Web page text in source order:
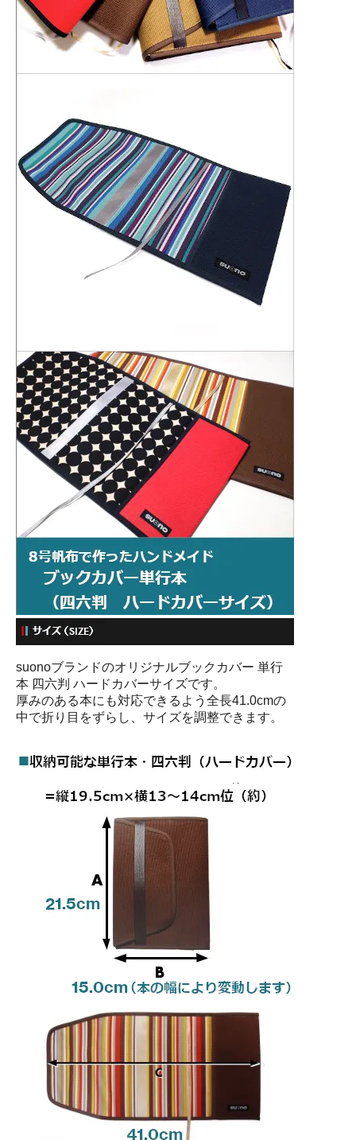
suonoブランドのオリジナルブックカバー 単行
本 四六判 ハードカバーサイズです。
厚みのある本にも対応できるよう全長41.0cmの
中で折り目をずらし、サイズを調整できます。